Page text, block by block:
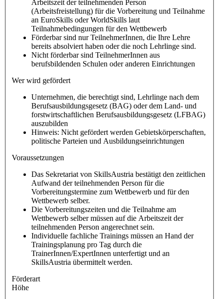
Arbeitszeit der teilnehmenden Person
(Arbeitsfreistellung) für die Vorbereitung und Teilnahme
an EuroSkills oder WorldSkills laut
Teilnahmebedingungen für den Wettbewerb
Förderbar sind nur TeilnehmerInnen, die Ihre Lehre
bereits absolviert haben oder die noch Lehrlinge sind.
Nicht förderbar sind TeilnehmerInnen aus
berufsbildenden Schulen oder anderen Einrichtungen
Wer wird gefördert
Unternehmen, die berechtigt sind, Lehrlinge nach dem
Berufsausbildungsgesetz (BAG) oder dem Land- und
forstwirtschaftlichen Berufsausbildungsgesetz (LFBAG)
auszubilden
Hinweis: Nicht gefördert werden Gebietskörperschaften,
politische Parteien und Ausbildungseinrichtungen
Voraussetzungen
Das Sekretariat von SkillsAustria bestätigt den zeitlichen
Aufwand der teilnehmenden Person für die
Vorbereitungstermine zum Wettbewerb und für den
Wettbewerb selber.
Die Vorbereitungszeiten und die Teilnahme am
Wettbewerb selber müssen auf die Arbeitszeit der
teilnehmenden Person angerechnet sein.
Individuelle fachliche Trainings müssen an Hand der
Trainingsplanung pro Tag durch die
TrainerInnen/ExpertInnen unterfertigt und an
SkillsAustria übermittelt werden.
Förderart
Höhe